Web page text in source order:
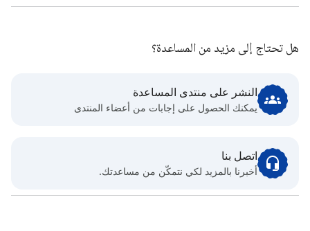
هل تحتاج إلى مزيد من المساعدة؟
النشر على منتدى المساعدة
يمكنك الحصول على إجابات من أعضاء المنتدى
اتصل بنا
أخبرنا بالمزيد لكي نتمكّن من مساعدتك.